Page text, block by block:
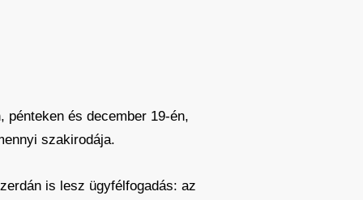
pénteken és december 19-én,
szakirodája.
is lesz ügyfélfogadás: az